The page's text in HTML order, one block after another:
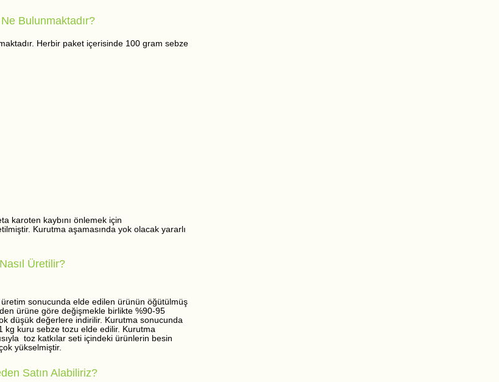
Bulunmaktadır?
Herbir paket içerisinde 100 gram sebze
karoten kaybını önlemek için
Kurutma aşamasında yok olacak yararlı
Üretilir?
sonucunda elde edilen ürünün öğütülmüş
ürüne göre değişmekle birlikte %90-95
düşük değerlere indirilir. Kurutma sonucunda
kg kuru sebze tozu elde edilir. Kurutma
toz katkılar seti içindeki ürünlerin besin
yükselmiştir.
Satın Alabiliriz?